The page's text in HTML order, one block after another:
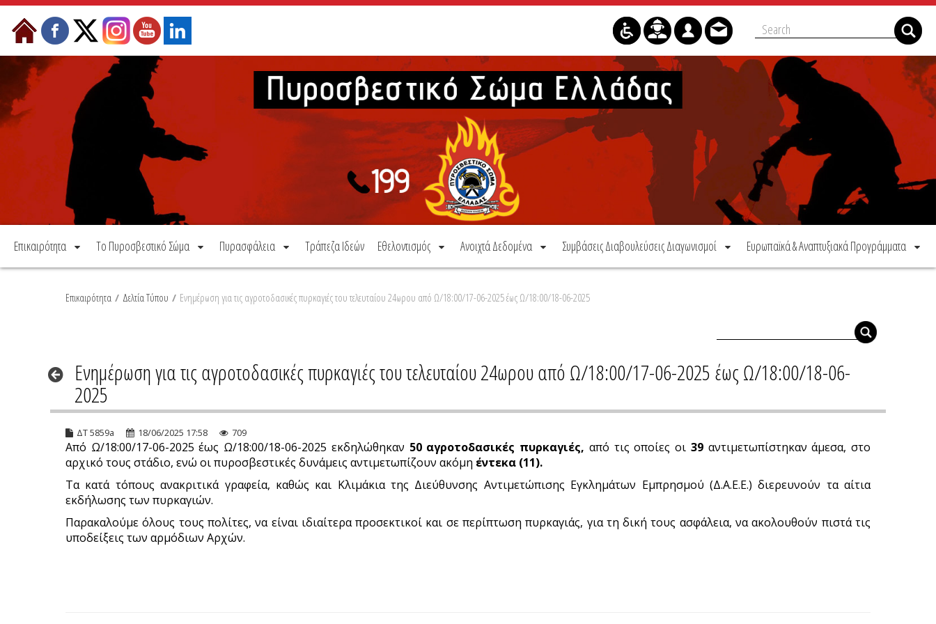
Μετάβαση στο περιεχόμενο
Επικαιρότητα Το Πυροσβεστικό Σώμα Πυρασφάλεια Τράπεζα Ιδεών Εθελοντισμός Ανοιχτά Δεδομένα Συμβάσεις Διαβουλεύσεις Διαγωνισμοί Ευρωπαϊκά & Αναπτυξιακά Προγράμματα
Επικαιρότητα / Δελτία Τύπου / Ενημέρωση για τις αγροτοδασικές πυρκαγιές του τελευταίου 24ωρου από Ω/18:00/17-06-2025 έως Ω/18:00/18-06-2025
Ενημέρωση για τις αγροτοδασικές πυρκαγιές του τελευταίου 24ωρου από Ω/18:00/17-06-2025 έως Ω/18:00/18-06-
2025
ΔΤ 5859a 18/06/2025 17:58 709
Από Ω/18:00/17-06-2025 έως Ω/18:00/18-06-2025 εκδηλώθηκαν 50 αγροτοδασικές πυρκαγιές, από τις οποίες οι 39 αντιμετωπίστηκαν άμεσα, στο
αρχικό τους στάδιο, ενώ οι πυροσβεστικές δυνάμεις αντιμετωπίζουν ακόμη έντεκα (11).
Τα κατά τόπους ανακριτικά γραφεία, καθώς και Κλιμάκια της Διεύθυνσης Αντιμετώπισης Εγκλημάτων Εμπρησμού (Δ.Α.Ε.Ε.) διερευνούν τα αίτια
εκδήλωσης των πυρκαγιών.
Παρακαλούμε όλους τους πολίτες, να είναι ιδιαίτερα προσεκτικοί και σε περίπτωση πυρκαγιάς, για τη δική τους ασφάλεια, να ακολουθούν πιστά τις
υποδείξεις των αρμόδιων Αρχών.